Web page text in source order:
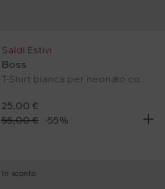
Saldi Estivi
Boss
25,00 €
55,00 €
-55%
In sconto